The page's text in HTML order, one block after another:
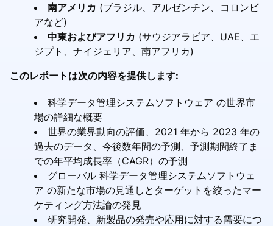
南アメリカ (ブラジル、アルゼンチン、コロンビ
アなど)
中東およびアフリカ (サウジアラビア、UAE、エ
ジプト、ナイジェリア、南アフリカ)
このレポートは次の内容を提供します:
科学データ管理システムソフトウェア の世界市
場の詳細な概要
世界の業界動向の評価、2021 年から 2023 年の
過去のデータ、今後数年間の予測、予測期間終了ま
での年平均成長率（CAGR）の予測
グローバル 科学データ管理システムソフトウェ
ア の新たな市場の見通しとターゲットを絞ったマー
ケティング方法論の発見
研究開発、新製品の発売や応用に対する需要につ